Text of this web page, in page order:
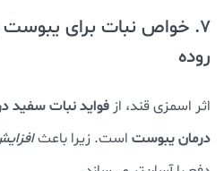
7. خواص نبات برای
روده
اثر اسمزی قند، از فواید نبات سفید
درمان یبوست است. زیرا باعث